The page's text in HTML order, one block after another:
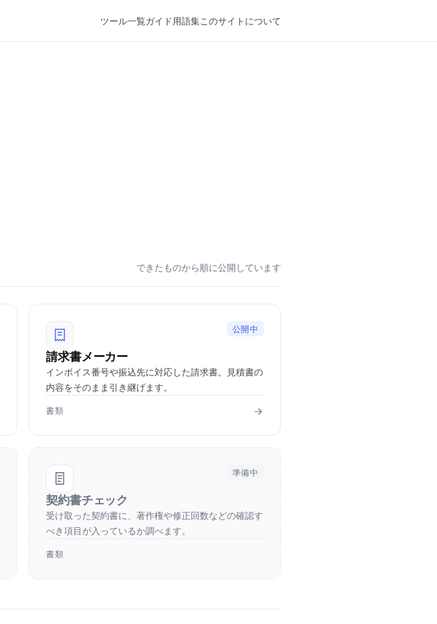
ツール一覧ガイド用語集このサイトについて
できたものから順に公開しています
公開中
請求書メーカー
インボイス番号や振込先に対応した請求書。見積書の
内容をそのまま引き継げます。
書類
準備中
契約書チェック
受け取った契約書に、著作権や修正回数などの確認す
べき項目が入っているか調べます。
書類